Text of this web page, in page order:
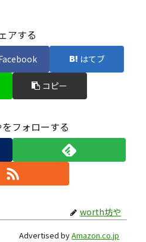
アする
はてブ
コピー
フォローする
worth坊や
Advertised byAmazon.co.jp